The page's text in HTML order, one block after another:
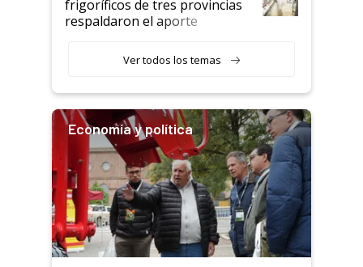
descalificaban, yo seguí
haciendo currículum"
frigoríficos de tres provincias
respaldaron el aporte
Ver todos los temas
Economía y política